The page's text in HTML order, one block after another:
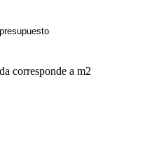
corresponde a m2